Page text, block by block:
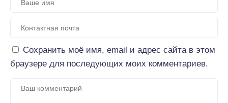
Сохранить моё имя, email и адрес сайта в этом
браузере для последующих моих комментариев.